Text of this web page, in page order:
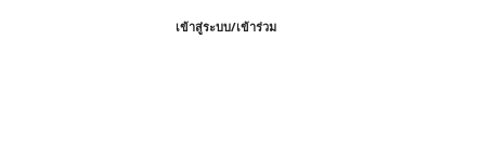
เข้าสู่ระบบ/เข้าร่วม